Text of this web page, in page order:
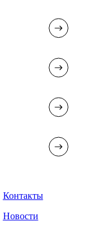
Контакты
Новости